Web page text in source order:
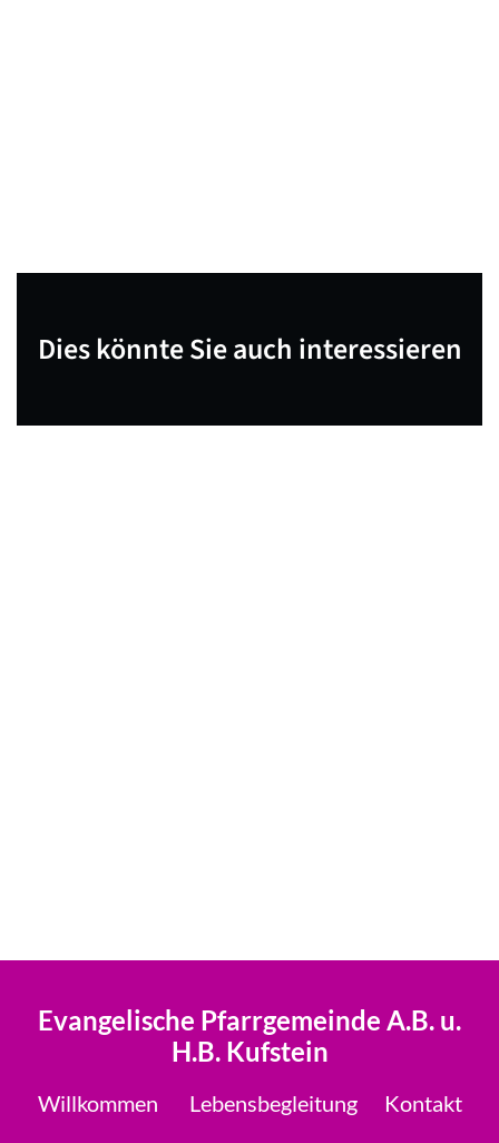
Dies könnte Sie auch interessieren
Evangelische Pfarrgemeinde A.B. u.
H.B. Kufstein
Willkommen Lebensbegleitung Kontakt